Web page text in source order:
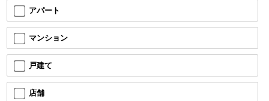
アパート
マンション
戸建て
店舗